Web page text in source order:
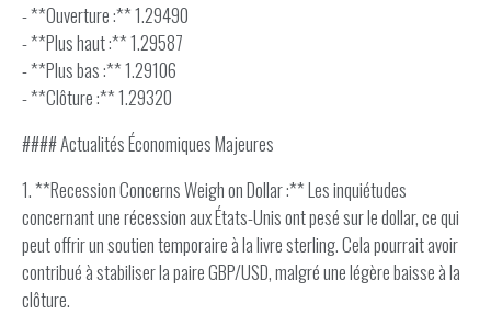
- **Ouverture :** 1.29490
- **Plus haut :** 1.29587
- **Plus bas :** 1.29106
- **Clôture :** 1.29320
#### Actualités Économiques Majeures
1. **Recession Concerns Weigh on Dollar :** Les inquiétudes
concernant une récession aux États-Unis ont pesé sur le dollar, ce qui
peut offrir un soutien temporaire à la livre sterling. Cela pourrait avoir
contribué à stabiliser la paire GBP/USD, malgré une légère baisse à la
clôture.